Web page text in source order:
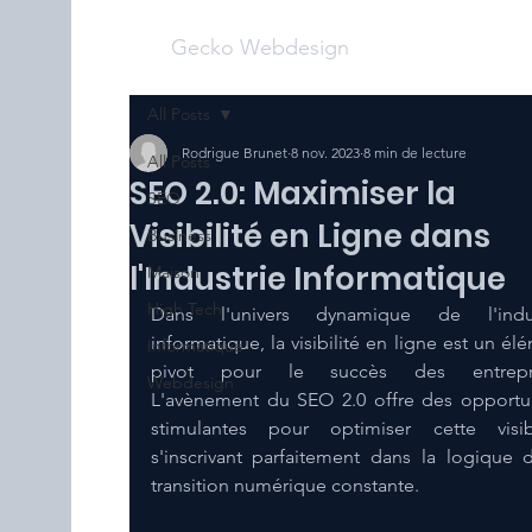
Gecko Webdesign
All Posts
SEO
Business
Maison
High Tech
Informatique
Webdesign
All Posts
SEO 2.0: Maximiser la
Visibilité en Ligne dans
l'Industrie Informatique
Rodrigue Brunet 8 nov. 2023 8 min de lecture
Dans l'univers dynamique de
informatique, la visibilité en ligne est un
pivot pour le succès des
L'avènement du SEO 2.0 offre des
stimulantes pour optimiser cette
s'inscrivant parfaitement dans la logique
transition numérique constante.